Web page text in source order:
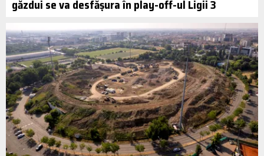
găzdui se va desfășura în play-off-ul Ligii 3